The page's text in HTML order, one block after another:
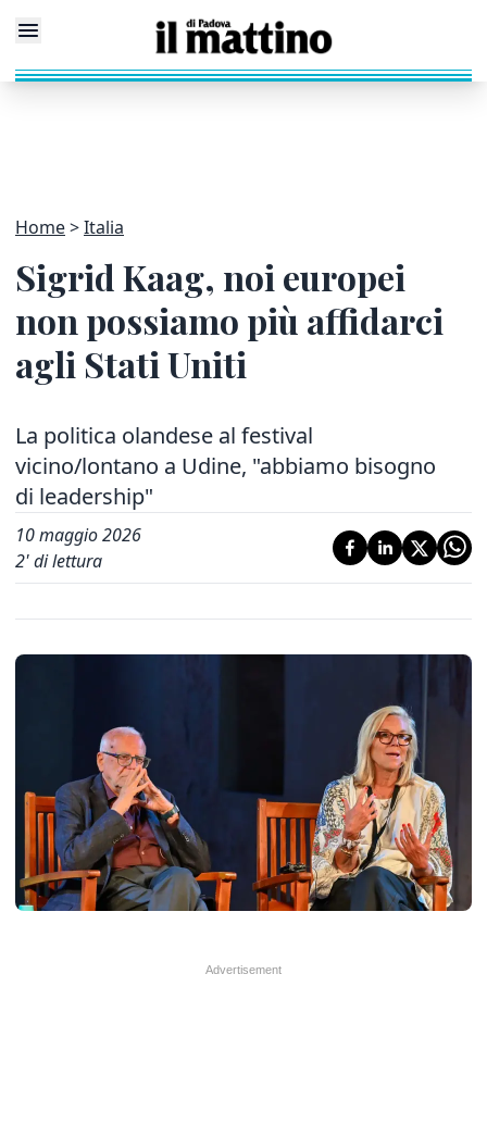
Home Italia
Sigrid Kaag, noi europei
non possiamo più affidarci
agli Stati Uniti
La politica olandese al festival
vicino/lontano a Udine, "abbiamo bisogno
di leadership"
10 maggio 2026
2' di lettura